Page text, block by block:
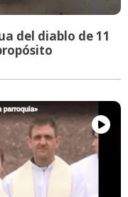
del diablo de 11